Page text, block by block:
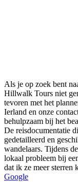
Als je op zoek bent
Hillwalk Tours niet
tevoren met het
Ierland en onze
behulpzaam bij het
De reisdocumentatie
gedetailleerd en
wandelaars. Tijdens
lokaal probleem bij
dat ik ze meer sterren
Google